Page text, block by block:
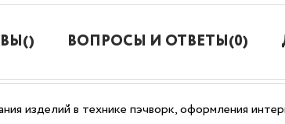
ВОПРОСЫ И ОТВЕТЫ(0)
изделий в технике пэчворк, оформления